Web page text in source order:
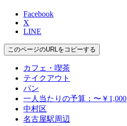
Facebook
X
LINE
このページのURLをコピーする
カフェ・喫茶
テイクアウト
パン
一人当たりの予算：〜￥1,000
中村区
名古屋駅周辺